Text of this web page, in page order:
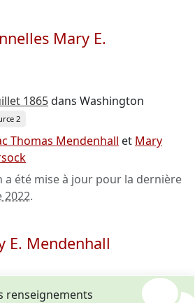
Mary E.
1865dans Washington
2
Thomas Mendenhall et Mary
été mise à jour pour la dernière
2022.
E. Mendenhall
renseignements